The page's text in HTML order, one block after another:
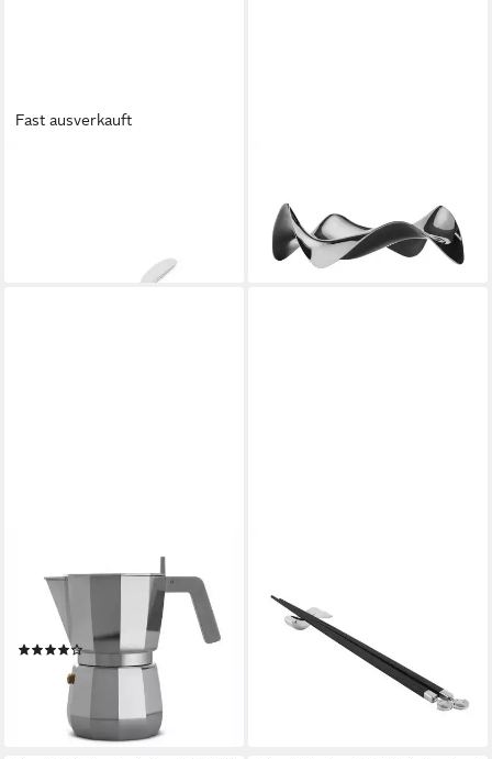
Fast ausverkauft
Löffelhalter
ab 29,99 €
lieferbar - in 2-3 Werktagen bei dir
Espressokocher, 0.15l
Kaffeekanne, Nicht für
Induktion geeignet
(1)
ab 36,40 € UVP45,00 €
lieferbar - in 2-3 Werktagen bei dir
Ablage ANNA
ab 44,90 €
lieferbar - in 2-3 Werktagen bei dir